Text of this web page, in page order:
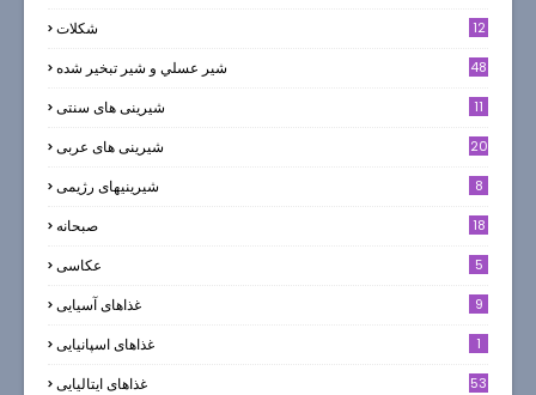
شکلات
12
شير عسلي و شير تبخير شده 48
شیرینی های سنتی 11
شیرینی های عربی 20
شیرینیهای رژیمی 8
صبحانه 18
عکاسی 5
غذاهای آسیایی 9
غذاهای اسپانیایی 1
غذاهای ایتالیایی 53